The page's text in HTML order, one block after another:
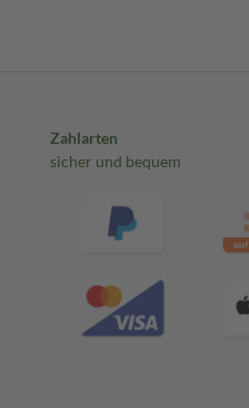
Zahlarten
sicher und bequem